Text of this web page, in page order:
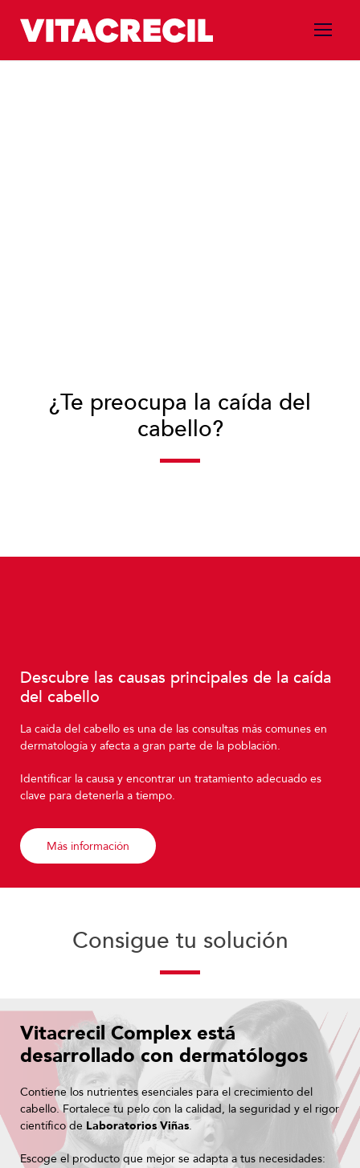
¿Te preocupa la caída del
cabello?
Descubre las causas principales de la caída
del cabello
La caída del cabello es una de las consultas más comunes en
dermatología y afecta a gran parte de la población.
Identificar la causa y encontrar un tratamiento adecuado es
clave para detenerla a tiempo.
Más información
Consigue tu solución
Vitacrecil Complex está
desarrollado con dermatólogos
Contiene los nutrientes esenciales para el crecimiento del
cabello. Fortalece tu pelo con la calidad, la seguridad y el rigor
científico de Laboratorios Viñas.
Escoge el producto que mejor se adapta a tus necesidades: